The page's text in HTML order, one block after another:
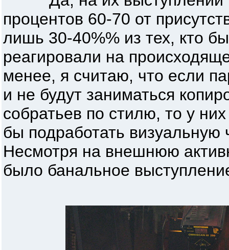
процентов 60-70 от
лишь 30-40%% из тех, кто
реагировали на
менее, я считаю, что если
и не будут заниматься
собратьев по стилю, то у
бы подработать визуальную
Несмотря на внешнюю
было банальное